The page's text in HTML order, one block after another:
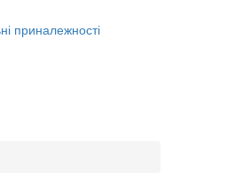
приналежності